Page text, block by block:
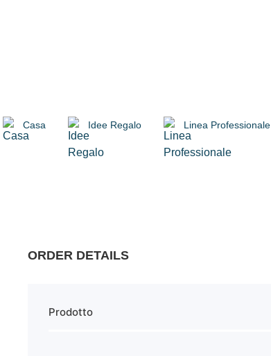
Casa Idee Regalo Linea Professionale
ORDER DETAILS
Prodotto